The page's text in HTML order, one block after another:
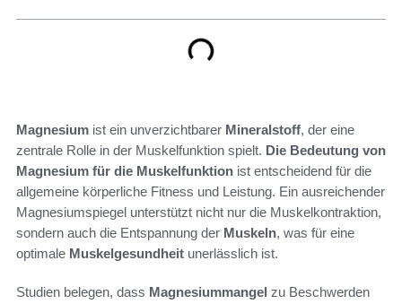
Magnesium ist ein unverzichtbarer Mineralstoff, der eine
zentrale Rolle in der Muskelfunktion spielt. Die Bedeutung von
Magnesium für die Muskelfunktion ist entscheidend für die
allgemeine körperliche Fitness und Leistung. Ein ausreichender
Magnesiumspiegel unterstützt nicht nur die Muskelkontraktion,
sondern auch die Entspannung der Muskeln, was für eine
optimale Muskelgesundheit unerlässlich ist.
Studien belegen, dass Magnesiummangel zu Beschwerden